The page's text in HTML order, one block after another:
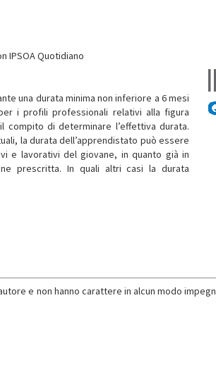
IPSOA Quotidiano
una durata minima non inferiore a 6 mesi
i profili professionali relativi alla figura
compito di determinare l’effettiva durata.
la durata dell’apprendistato può essere
e lavorativi del giovane, in quanto già in
prescritta. In quali altri casi la durata
e non hanno carattere in alcun modo